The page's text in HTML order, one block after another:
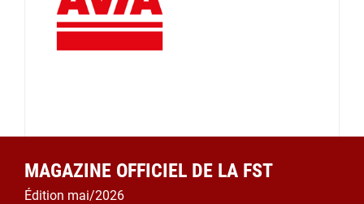
MAGAZINE OFFICIEL DE LA FST
Édition mai/2026